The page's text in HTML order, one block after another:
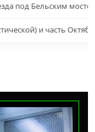
под Бельским
и часть